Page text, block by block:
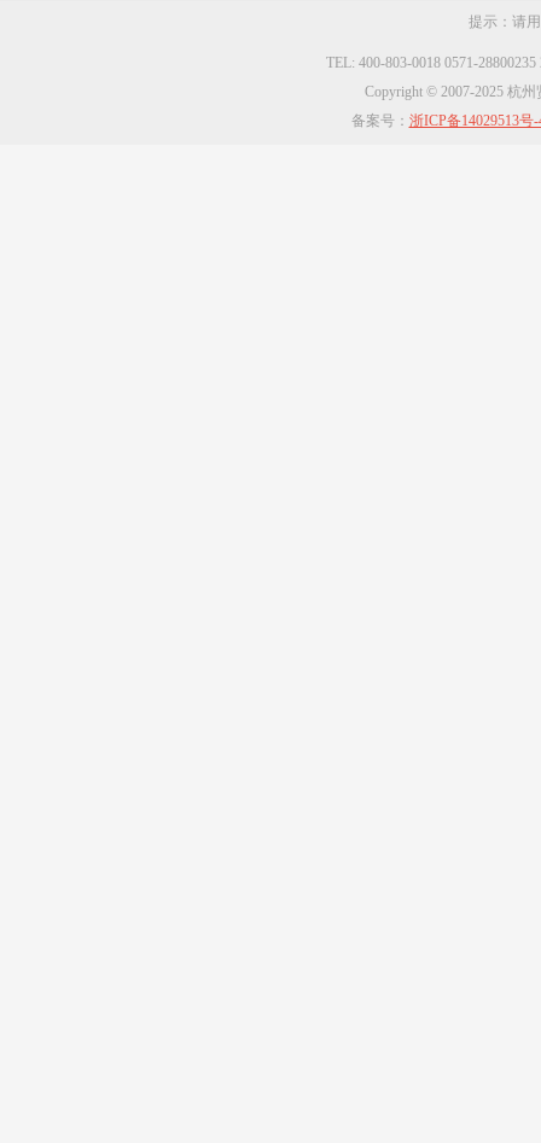
提示：请
TEL: 400-803-0018 0571-
Copyright © 2007-2025 杭
备案号： 浙ICP备14029513号-